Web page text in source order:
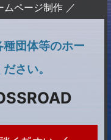
ムページ制作 ／
団体等のホー
さい。